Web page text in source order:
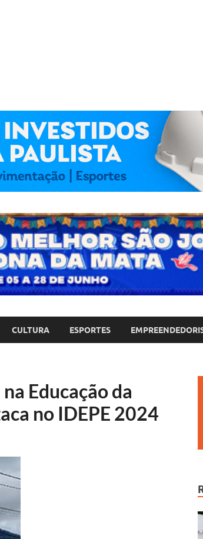
CULTURA ESPORTES
Educação da
no IDEPE 2024